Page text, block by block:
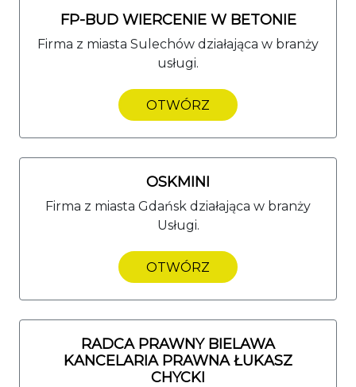
FP-BUD WIERCENIE W BETONIE
Firma z miasta Sulechów działająca w branży
usługi.
OTWÓRZ
OSKMINI
Firma z miasta Gdańsk działająca w branży
Usługi.
OTWÓRZ
RADCA PRAWNY BIELAWA
KANCELARIA PRAWNA ŁUKASZ
CHYCKI